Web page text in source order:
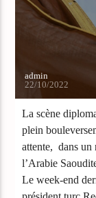
admin
22/10/2022
La scène
plein
attente, dans un
l’Arabie
Le week-end